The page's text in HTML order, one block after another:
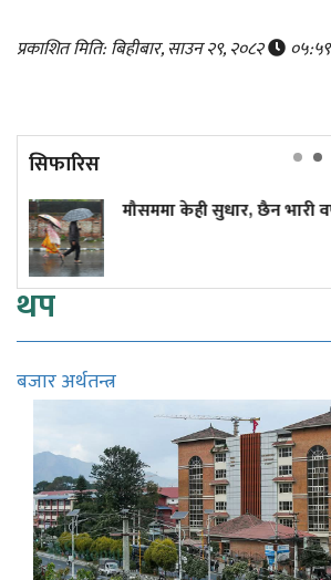
प्रकाशित मिति: बिहीबार, साउन २९, २०८२ ०५:५९
सिफारिस
केही सुधार, छैन भारी वर्षाको सम्भावना
थप
बजार अर्थतन्त्र